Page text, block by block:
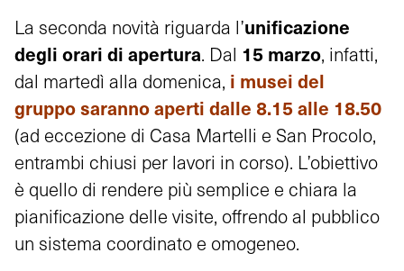
La seconda novità riguarda l’unificazione
degli orari di apertura. Dal 15 marzo, infatti,
dal martedì alla domenica, i musei del
gruppo saranno aperti dalle 8.15 alle 18.50
(ad eccezione di Casa Martelli e San Procolo,
entrambi chiusi per lavori in corso). L’obiettivo
è quello di rendere più semplice e chiara la
pianificazione delle visite, offrendo al pubblico
un sistema coordinato e omogeneo.